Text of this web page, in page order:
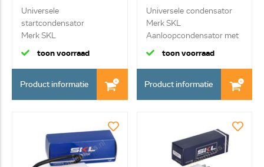
Universele
startcondensator
Merk SKL
Motor aanloopcondensa...
toon voorraad
Product informatie
Universele condensator
Merk SKL
Aanloopcondensator met
kab...
toon voorraad
Product informatie